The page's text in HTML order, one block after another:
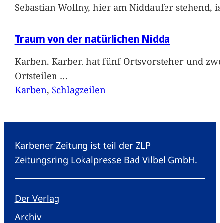
Sebastian Wollny, hier am Niddaufer
Traum von der natürlichen Nidda
Karben. Karben hat fünf Ortsvorsteher und
Ortsteilen …
Karben, Schlagzeilen
Karbener Zeitung ist teil der ZLP
Zeitungsring Lokalpresse Bad Vilbel GmbH.
Der Verlag
Archiv